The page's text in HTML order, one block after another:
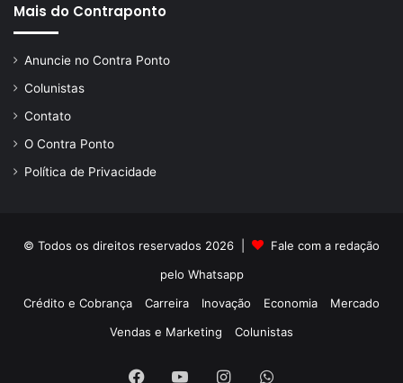
Mais do Contraponto
Anuncie no Contra Ponto
Colunistas
Contato
O Contra Ponto
Política de Privacidade
© Todos os direitos reservados 2026 |
Fale com a redação
pelo Whatsapp
Crédito e Cobrança
Carreira Inovação Economia
Mercado
Vendas e Marketing
Colunistas
Facebook
YouTubeInstagramWhatsApp